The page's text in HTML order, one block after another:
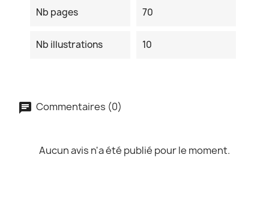
Nb pages 70
Nb illustrations 10
Commentaires (0)
Aucun avis n'a été publié pour le moment.